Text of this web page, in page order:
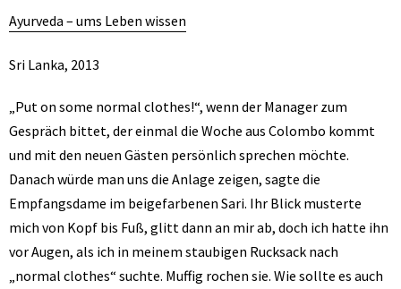
Ayurveda – ums Leben wissen
Sri Lanka, 2013
„Put on some normal clothes!“, wenn der Manager zum
Gespräch bittet, der einmal die Woche aus Colombo kommt
und mit den neuen Gästen persönlich sprechen möchte.
Danach würde man uns die Anlage zeigen, sagte die
Empfangsdame im beigefarbenen Sari. Ihr Blick musterte
mich von Kopf bis Fuß, glitt dann an mir ab, doch ich hatte ihn
vor Augen, als ich in meinem staubigen Rucksack nach
„normal clothes“ suchte. Muffig rochen sie. Wie sollte es auch